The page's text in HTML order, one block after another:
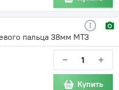
пальца 38мм МТЗ
− +
Купить